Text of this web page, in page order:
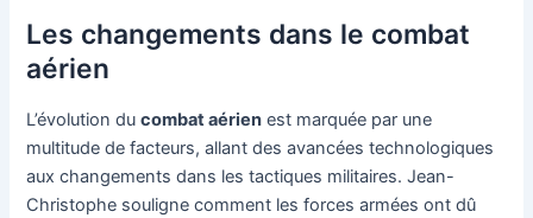
Les changements dans le combat
aérien
L’évolution ducombat aérien est marquée par une
multitude de facteurs, allant des avancées technologiques
aux changements dans les tactiques militaires. Jean-
Christophe souligne comment les forces armées ont dû